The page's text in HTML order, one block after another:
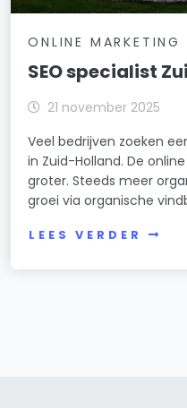
ONLINE MARKETING
SEO specialist
21 november 2025
Veel bedrijven zoeken
in Zuid-Holland. De
groter. Steeds meer
groei via organische
LEES VERDER